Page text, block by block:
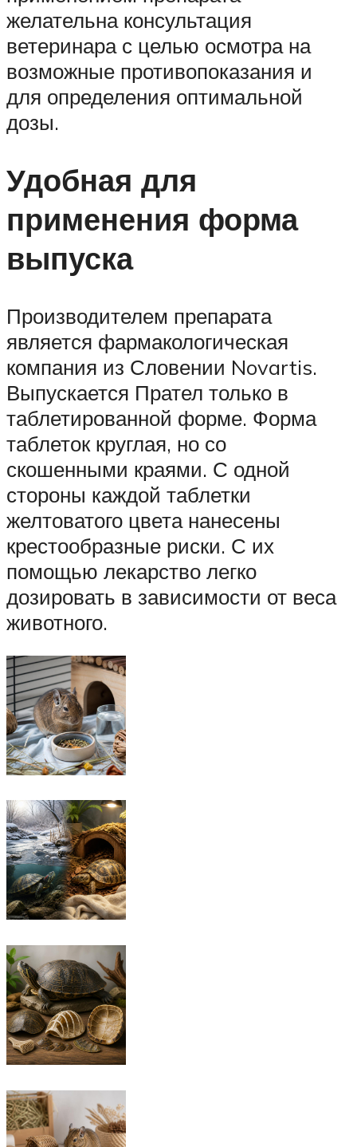
желательна консультация
ветеринара с целью осмотра на
возможные противопоказания и
для определения оптимальной
дозы.
Удобная для
применения форма
выпуска
Производителем препарата
является фармакологическая
компания из Словении Novartis.
Выпускается Прател только в
таблетированной форме. Форма
таблеток круглая, но со
скошенными краями. С одной
стороны каждой таблетки
желтоватого цвета нанесены
крестообразные риски. С их
помощью лекарство легко
дозировать в зависимости от веса
животного.